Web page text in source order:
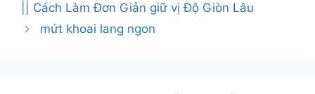
|| Cách Làm Đơn Giản giữ vị Độ Giòn Lâu
mứt khoai lang ngon